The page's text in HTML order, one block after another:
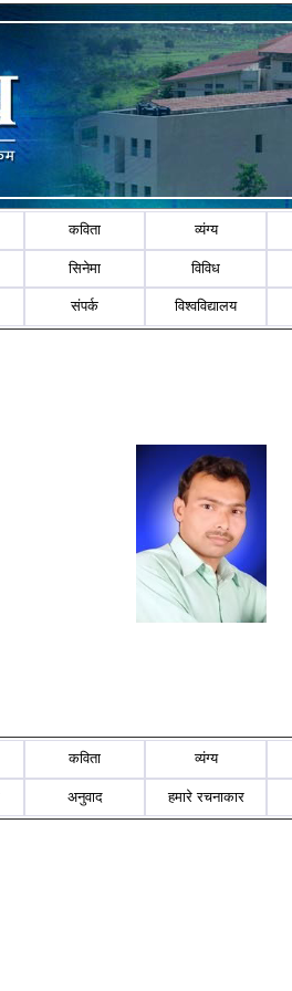
कविता व्यंग्य
सिनेमा विविध
संपर्क विश्वविद्यालय
कविता व्यंग्य
अनुवाद हमारे रचनाकार